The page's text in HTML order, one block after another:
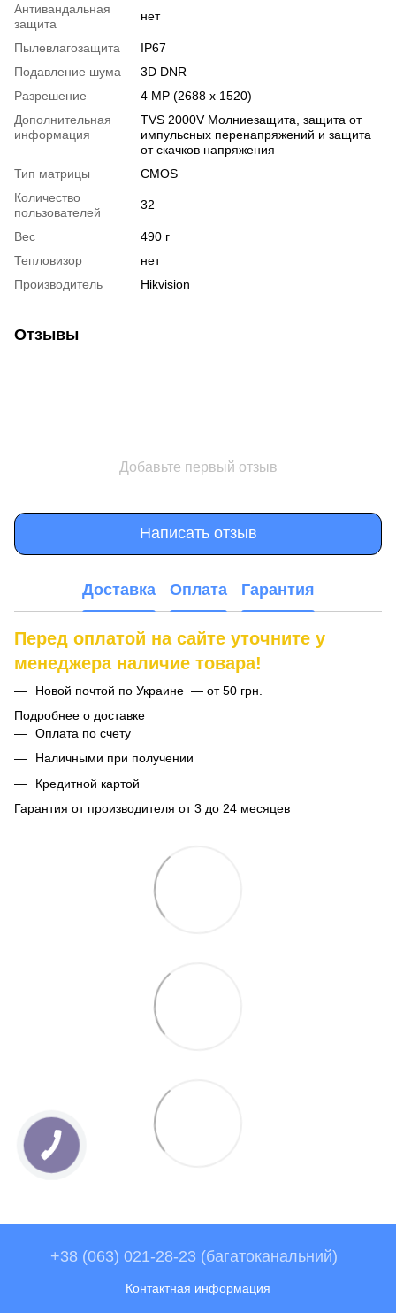
Антивандальная
защита
нет
Пылевлагозащита
IP67
Подавление шума
3D DNR
Разрешение
4 MP (2688 x 1520)
Дополнительная
информация
TVS 2000V Молниезащита, защита от
импульсных перенапряжений и защита
от скачков напряжения
Тип матрицы
CMOS
Количество
пользователей
32
Вес
490 г
Тепловизор
нет
Производитель
Hikvision
Отзывы
Добавьте первый отзыв
Написать отзыв
Доставка Оплата Гарантия
Перед оплатой на сайте уточните у
менеджера наличие товара!
Новой почтой по Украине — от 50 грн.
Подробнее о доставке
Оплата по счету
Наличными при получении
Кредитной картой
Гарантия от производителя от 3 до 24 месяцев
+38 (063) 021-28-23 (багатоканальний)
Контактная информация